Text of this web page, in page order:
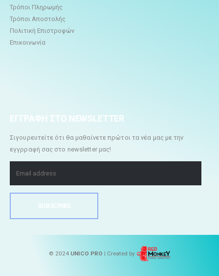
Τρόποι Πληρωμής
Τρόποι Αποστολής
Πολιτική Επιστροφών
Επικοινωνία
ΕΓΓΡΑΦΗ ΣΤΟ NEWSLETTER
Σιγουρευτείτε ότι θα μαθαίνετε πρώτοι τα νέα μας με την
εγγρραφή σας στο newsletter μας!
© 2024 UNICO PRO | Created by